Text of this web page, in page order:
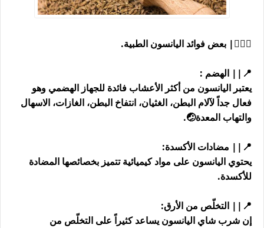
👨🏼‍⚕| بعض فوائد اليانسون الطبية.
📍|| الهضم :
يعتبر اليانسون من أكثر الأعشاب فائدة للجهاز الهضمي وهو
فعال جداً لآلام البطن، الغثيان، انتفاخ البطن، الغازات، الاسهال
والتهاب المعدة🤕.
📍|| مضادات الأكسدة:
يحتوي اليانسون على مواد كيميائية تتميز بخصائصها المضادة
للأكسدة.
📍|| التخلّص من الأرق:
إن شرب شاي اليانسون يساعد كثيراً على التخلّص من